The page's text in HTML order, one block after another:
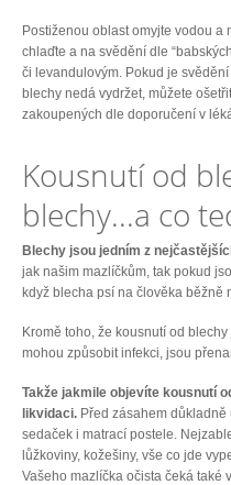
Postiženou oblast omyjte vodou a
chlaďte a na svědění dle
či levandulovým. Pokud je
blechy nedá vydržet, můžete
zakoupených dle doporučení v
Kousnutí od
blechy...a co
Blechy jsou jedním z
jak našim mazlíčkům, tak pokud
když blecha psí na člověka běžně
Kromě toho, že kousnutí od
mohou způsobit infekci, jsou
Takže jakmile objevíte kousnutí
likvidaci. Před zásahem
sedaček i matrací postele.
lůžkoviny, kožešiny, vše co jde
Vašeho mazlíčka očista čeká také